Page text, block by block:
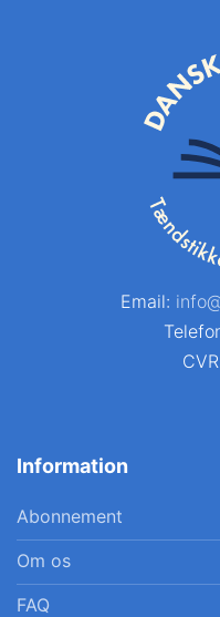
Email:
Information
Abonnement
Om os
FAQ